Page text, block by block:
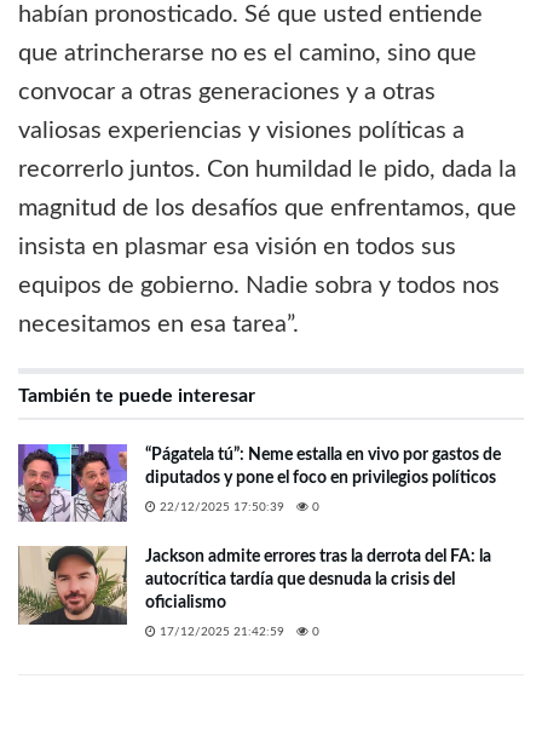
habían pronosticado. Sé que usted entiende
que atrincherarse no es el camino, sino que
convocar a otras generaciones y a otras
valiosas experiencias y visiones políticas a
recorrerlo juntos. Con humildad le pido, dada la
magnitud de los desafíos que enfrentamos, que
insista en plasmar esa visión en todos sus
equipos de gobierno. Nadie sobra y todos nos
necesitamos en esa tarea”.
También te puede interesar
“Págatela tú”: Neme estalla en vivo por gastos de
diputados y pone el foco en privilegios políticos
22/12/2025 17:50:39 0
Jackson admite errores tras la derrota del FA: la
autocrítica tardía que desnuda la crisis del
oficialismo
17/12/2025 21:42:59 0